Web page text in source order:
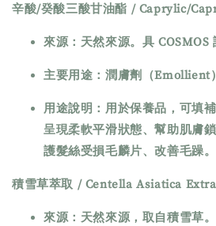
辛酸/癸酸三酸甘油酯 / Caprylic/
來源：天然來源。具 COSMOS
主要用途：潤膚劑（Emollient）
用途說明：用於保養品，可填
呈現柔軟平滑狀態、幫助肌膚
護髮絲受損毛麟片、改善毛躁。
積雪草萃取 / Centella Asiatica
來源：天然來源，取自積雪草。